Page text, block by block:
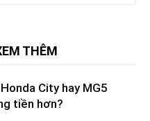
THÊM
City hay MG5
tiền hơn?